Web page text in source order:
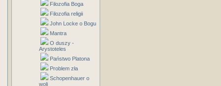
Filozofia Boga
Filozofia religii
John Locke o Bogu
Mantra
O duszy -
Arystoteles
Państwo Platona
Problem zła
Schopenhauer o
woli